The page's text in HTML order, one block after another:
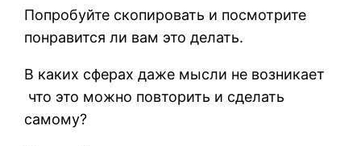
Попробуйте скопировать и посмотрите
понравится ли вам это делать.
В каких сферах даже мысли не возникает
что это можно повторить и сделать
самому?